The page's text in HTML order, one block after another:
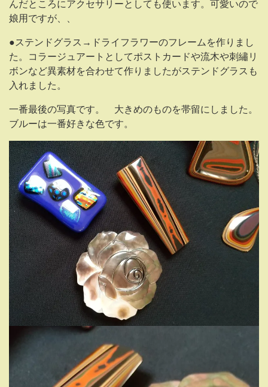
んだところにアクセサリーとしても使います。可愛いので
娘用ですが、、
●ステンドグラス→ドライフラワーのフレームを作りまし
た。コラージュアートとしてポストカードや流木や刺繡リ
ボンなど異素材を合わせて作りましたがステンドグラスも
入れました。
一番最後の写真です。 大きめのものを帯留にしました。
ブルーは一番好きな色です。